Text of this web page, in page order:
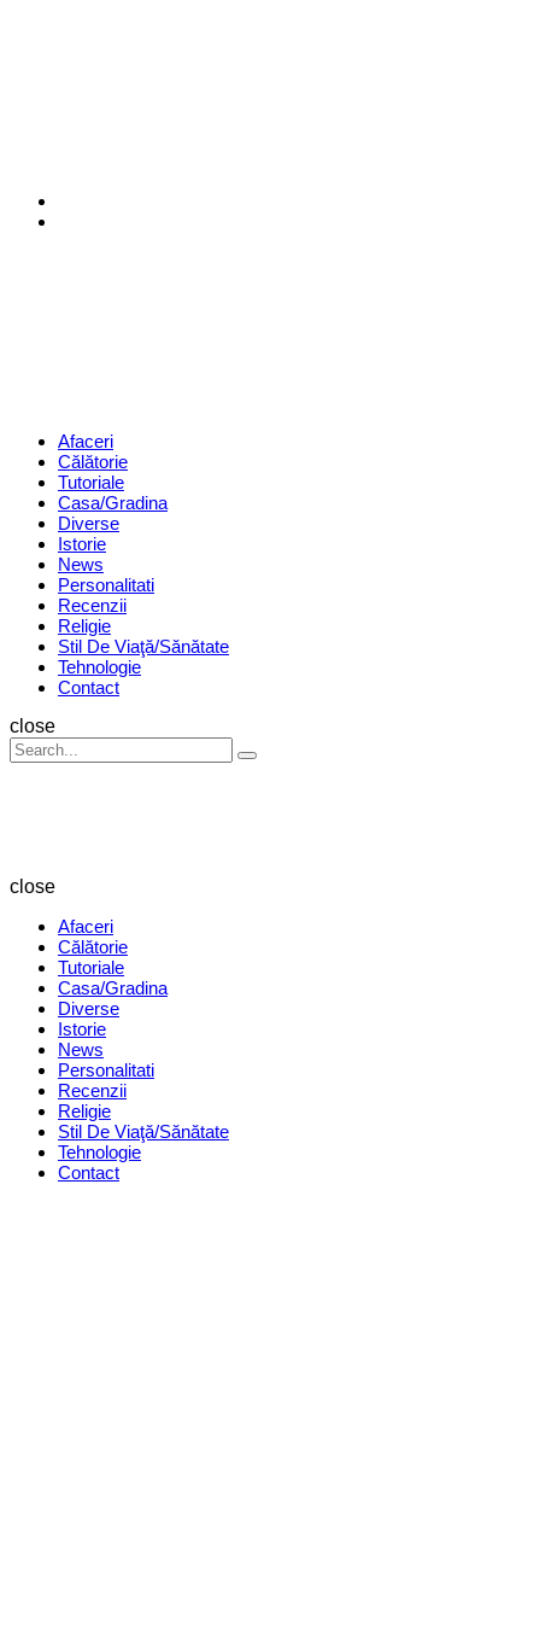
Menu Afaceri
Călătorie
Tutoriale
Casa/Gradina
Diverse
Istorie
News
Personalitati
Recenzii
Religie
Stil De Viaţă/Sănătate
Tehnologie
Contact
Search
close
Search
for:
Search
close
Afaceri
Călătorie
Tutoriale
Casa/Gradina
Diverse
Istorie
News
Personalitati
Recenzii
Religie
Stil De Viaţă/Sănătate
Tehnologie
Contact